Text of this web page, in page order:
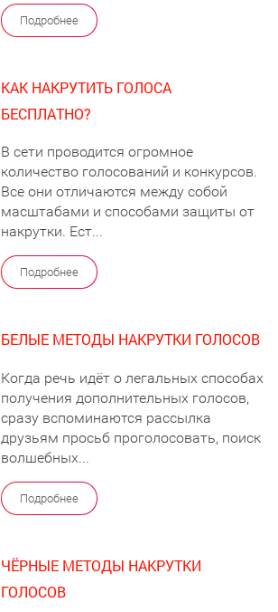
Подробнее
КАК НАКРУТИТЬ ГОЛОСА
БЕСПЛАТНО?
В сети проводится огромное
количество голосований и конкурсов.
Все они отличаются между собой
масштабами и способами защиты от
накрутки. Ест...
Подробнее
БЕЛЫЕ МЕТОДЫ НАКРУТКИ ГОЛОСОВ
Когда речь идёт о легальных способах
получения дополнительных голосов,
сразу вспоминаются рассылка
друзьям просьб проголосовать, поиск
волшебных...
Подробнее
ЧЁРНЫЕ МЕТОДЫ НАКРУТКИ
ГОЛОСОВ